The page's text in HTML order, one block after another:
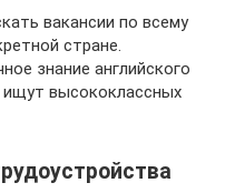
вакансии по всему
стране.
знание английского
высококлассных